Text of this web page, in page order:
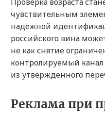
Проверка возраста
чувствительным
надежной
российского вина
не как снятие
контролируемый
из утвержденного
Реклама при